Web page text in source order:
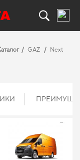
GAZ
Next